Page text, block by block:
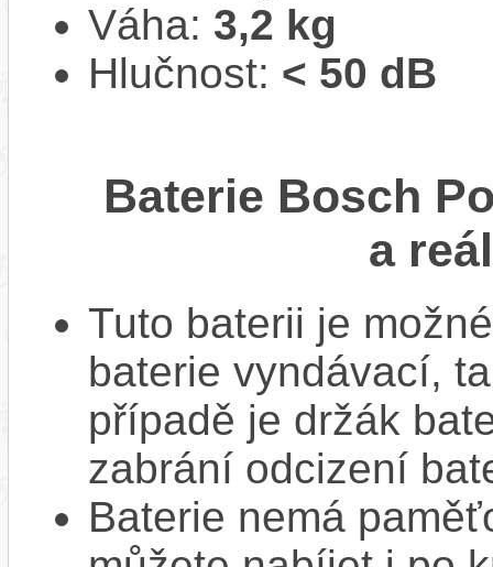
Váha: 3,2 kg
Hlučnost: < 50 dB
Baterie Bosch
a
Tuto baterii je
baterie vyndávací,
případě je držák
zabrání odcizení
Baterie nemá